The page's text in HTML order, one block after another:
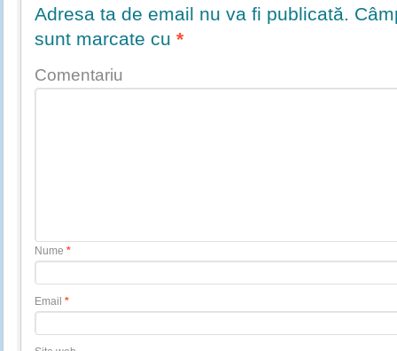
Adresa ta de email nu va fi publicată.
sunt marcate cu *
Comentariu
Nume *
Email *